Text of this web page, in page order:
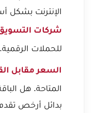
الإنترنت بشكل
شركات
للحملات الرقمية.
السعر مقابل
المتاحة. هل
بدائل أرخص